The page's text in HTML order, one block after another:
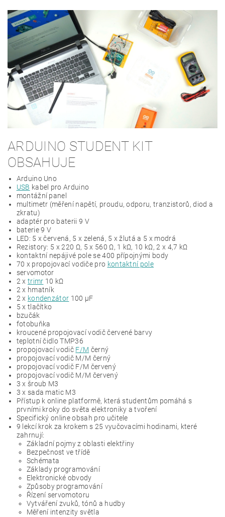
ARDUINO STUDENT KIT
OBSAHUJE
Arduino Uno
USB kabel pro Arduino
montážní panel
multimetr (měření napětí, proudu, odporu, tranzistorů, diod a
zkratu)
adaptér pro baterii 9 V
baterie 9 V
LED: 5 x červená, 5 x zelená, 5 x žlutá a 5 x modrá
Rezistory: 5 x 220 Ω, 5 x 560 Ω, 1 kΩ, 10 kΩ, 2 x 4,7 kΩ
kontaktní nepájivé pole se 400 přípojnými body
70 x propojovací vodiče pro kontaktní pole
servomotor
2 x trimr 10 kΩ
2 x hmatník
2 x kondenzátor 100 μF
5 x tlačítko
bzučák
fotobuňka
kroucené propojovací vodič červené barvy
teplotní čidlo TMP36
propojovací vodič F/M černý
propojovací vodič M/M černý
propojovací vodič F/M červený
propojovací vodič M/M červený
3 x šroub M3
3 x sada matic M3
Přístup k online platformě, která studentům pomáhá s
prvními kroky do světa elektroniky a tvoření
Specifický online obsah pro učitele
9 lekcí krok za krokem s 25 vyučovacími hodinami, které
zahrnují:
Základní pojmy z oblasti elektřiny
Bezpečnost ve třídě
Schémata
Základy programování
Elektronické obvody
Způsoby programování
Řízení servomotoru
Vytváření zvuků, tónů a hudby
Měření intenzity světla